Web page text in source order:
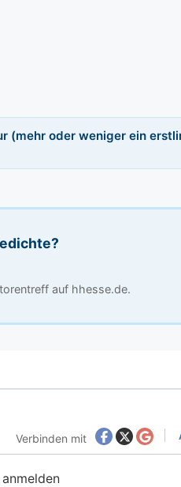
(mehr oder weniger ein
auf hhesse.de.
Verbinden mit